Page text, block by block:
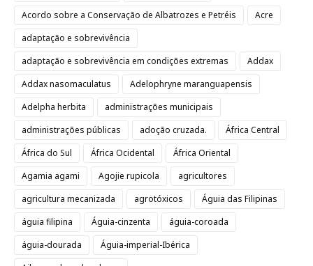
Acordo sobre a Conservação de Albatrozes e Petréis
Acre
adaptação e sobrevivência
adaptação e sobrevivência em condições extremas
Addax
Addax nasomaculatus
Adelophryne maranguapensis
Adelpha herbita
administrações municipais
administrações públicas
adoção cruzada.
África Central
África do Sul
África Ocidental
África Oriental
Agamia agami
Agojie rupicola
agricultores
agricultura mecanizada
agrotóxicos
Águia das Filipinas
águia filipina
Águia-cinzenta
águia-coroada
águia-dourada
Águia-imperial-Ibérica